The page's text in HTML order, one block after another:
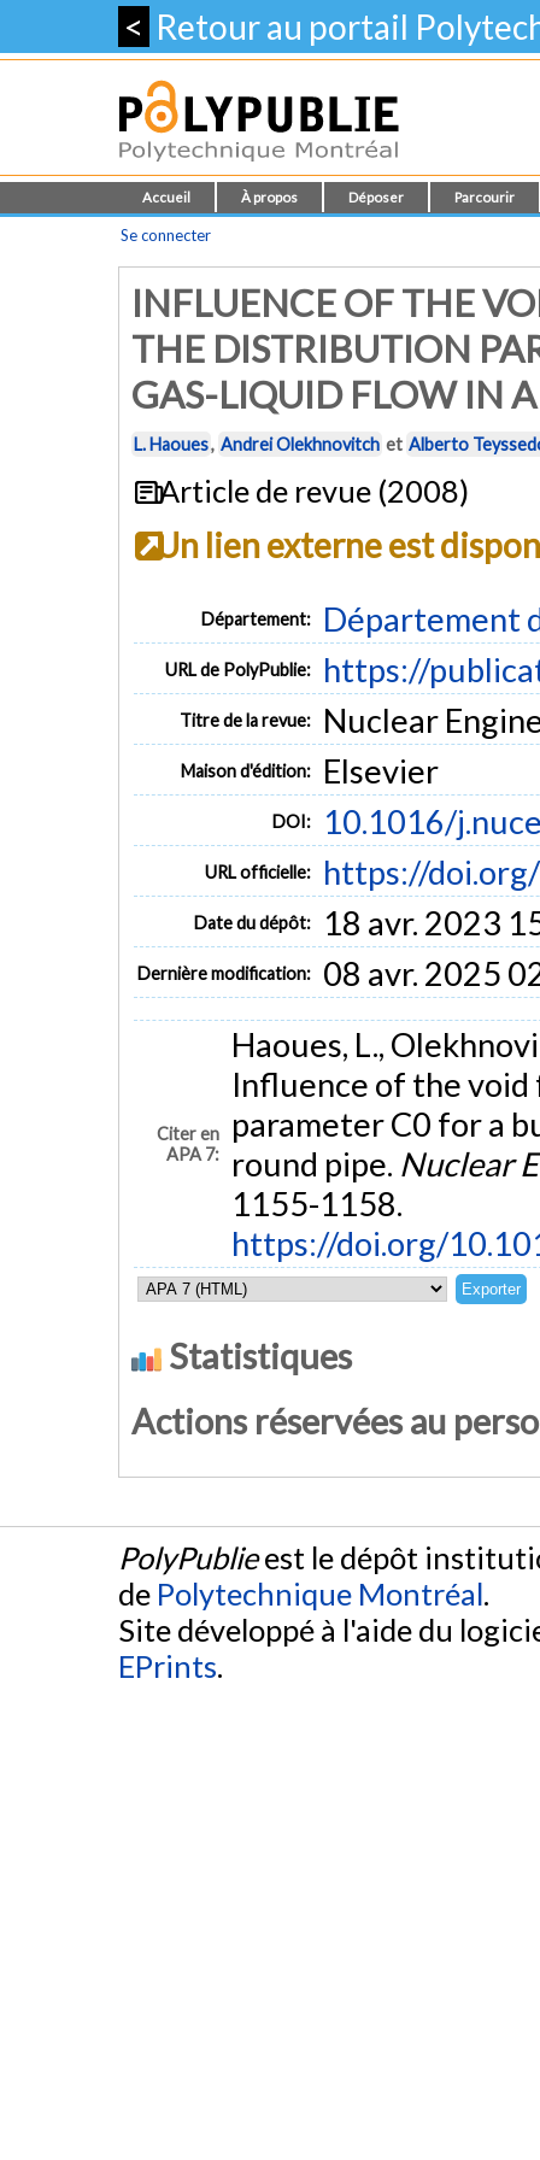
< Retour au portail
Accueil À propos Déposer Parcourir
Se connecter
INFLUENCE OF THE
THE DISTRIBUTION
GAS-LIQUID FLOW IN
L. Haoues, Andrei Olekhnovitch et Alberto
Article de revue (2008)
Un lien externe est
Département: Département
URL de PolyPublie: https://
Titre de la revue: Nuclear
Maison d'édition: Elsevier
DOI: 10.1016/
URL officielle: https://
Date du dépôt: 18 avr. 2023
Dernière modification: 08 avr. 2025
Citer en
APA 7:
Haoues, L.,
Influence of the
parameter C0 for a
round pipe. Nuclear
1155-1158.
https://doi.org/
Statistiques
Actions réservées au
PolyPublieest le dépôt
de Polytechnique Montréal.
Site développé à l'aide du
EPrints.